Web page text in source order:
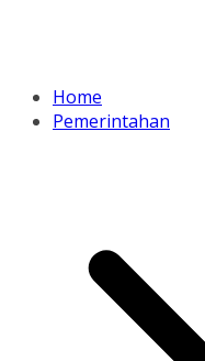
Home
Pemerintahan